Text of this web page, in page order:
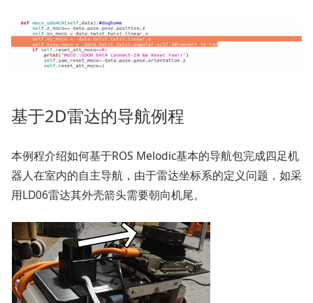
基于2D雷达的导航例程
本例程介绍如何基于ROS Melodic基本的导航包完成四足机
器人在室内的自主导航，由于雷达坐标系的定义问题，如采
用LD06雷达其外壳箭头需要朝向机尾。